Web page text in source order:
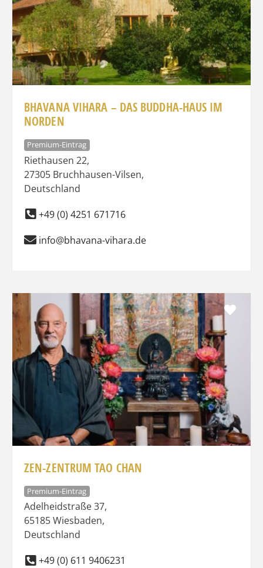
BHAVANA VIHARA – DAS BUDDHA-HAUS IM
NORDEN
Premium-Eintrag
Riethausen 22,
27305 Bruchhausen-Vilsen,
Deutschland
+49 (0) 4251 671716
info@bhavana-vihara.de
ZEN-ZENTRUM TAO CHAN
Premium-Eintrag
Adelheidstraße 37,
65185Wiesbaden,
Deutschland
+49 (0) 611 9406231